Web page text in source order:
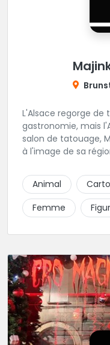
L'Alsace regorge de
gastronomie, mais
salon de tatouage,
à l'image de sa
découvrir son super
Animal
Femme